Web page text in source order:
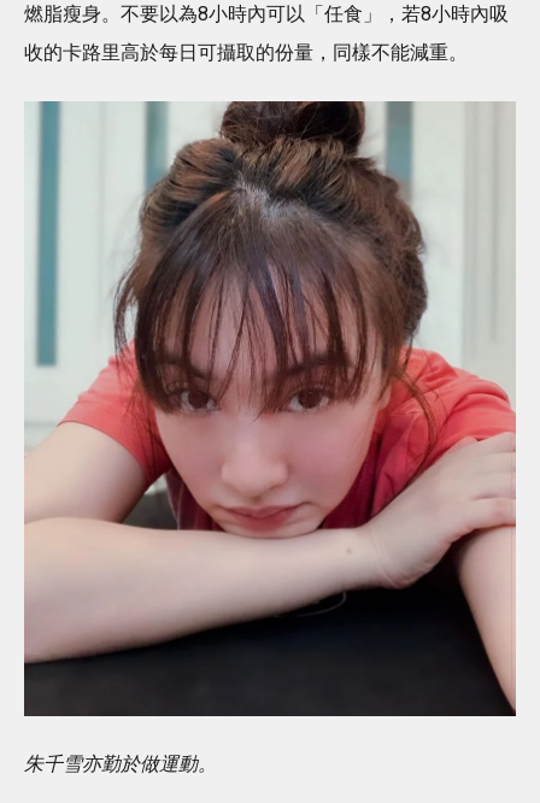
燃脂瘦身。不要以為8小時內可以「任食」，若8小時內吸
收的卡路里高於每日可攝取的份量，同樣不能減重。
朱千雪亦勤於做運動。